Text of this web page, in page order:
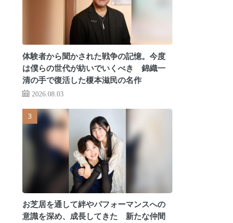
体験者から聞かされた戦争の記憶。今度
は僕らの世代が紡いでいくべき 錦織一
清の手で復活した榎本滋民の名作
2026.08.03
お芝居を通して絆やパフォーマンスへの
意識を深め、成長してきた 新たな仲間